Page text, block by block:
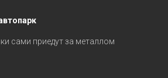
сами приедут за металлом